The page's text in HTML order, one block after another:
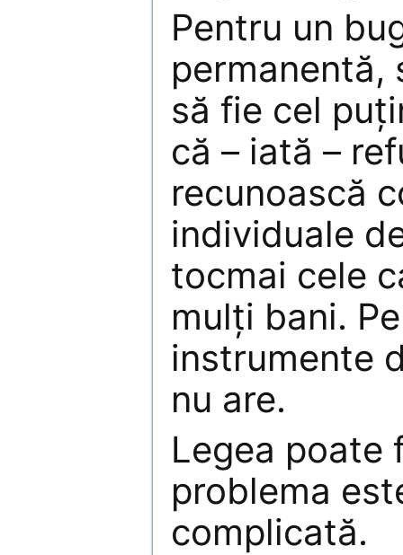
Pentru un
permanentă,
să fie cel
că – iată –
recunoască
individuale
tocmai cele
mulți bani.
instrumente
nu are.
Legea poate
problema
complicată.